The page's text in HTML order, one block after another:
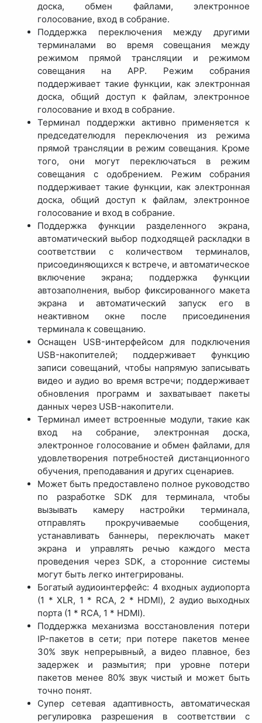
доска, обмен файлами, электронное
голосование, вход в собрание.
Поддержка переключения между другими
терминалами во время совещания между
режимом прямой трансляции и режимом
совещания на APP. Режим собрания
поддерживает такие функции, как электронная
доска, общий доступ к файлам, электронное
голосование и вход в собрание.
Терминал поддержки активно применяется к
председателюдля переключения из режима
прямой трансляции в режим совещания. Кроме
того, они могут переключаться в режим
совещания с одобрением. Режим собрания
поддерживает такие функции, как электронная
доска, общий доступ к файлам, электронное
голосование и вход в собрание.
Поддержка функции разделенного экрана,
автоматический выбор подходящей раскладки в
соответствии с количеством терминалов,
присоединяющихся к встрече, и автоматическое
включение экрана; поддержка функции
автозаполнения, выбор фиксированного макета
экрана и автоматический запуск его в
неактивном окне после присоединения
терминала к совещанию.
Оснащен USB-интерфейсом для подключения
USB-накопителей; поддерживает функцию
записи совещаний, чтобы напрямую записывать
видео и аудио во время встречи; поддерживает
обновления программ и захватывает пакеты
данных через USB-накопители.
Терминал имеет встроенные модули, такие как
вход на собрание, электронная доска,
электронное голосование и обмен файлами, для
удовлетворения потребностей дистанционного
обучения, преподавания и других сценариев.
Может быть предоставлено полное руководство
по разработке SDK для терминала, чтобы
вызывать камеру настройки терминала,
отправлять прокручиваемые сообщения,
устанавливать баннеры, переключать макет
экрана и управлять речью каждого места
проведения через SDK, а сторонние системы
могут быть легко интегрированы.
Богатый аудиоинтерфейс: 4 входных аудиопорта
(1 * XLR, 1 * RCA, 2 * HDMI), 2 аудио выходных
порта (1 * RCA, 1 * HDMI).
Поддержка механизма восстановления потери
IP-пакетов в сети; при потере пакетов менее
30% звук непрерывный, а видео плавное, без
задержек и размытия; при уровне потери
пакетов менее 80% звук чистый и может быть
точно понят.
Супер сетевая адаптивность, автоматическая
регулировка разрешения в соответствии с